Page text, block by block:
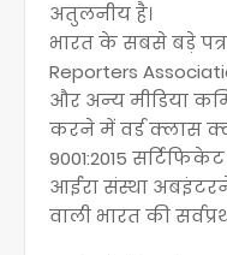
अतुलनीय है।
भारत के सबसे बड़े
Reporters
और अन्‍य मीडिया
करने में वर्ड क्लास
9001:2015
आईरा संस्था
वाली भारत की